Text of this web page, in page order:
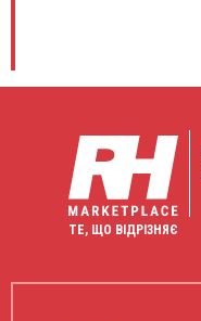
ТЕ, ЩО ВІДРІЗНЯЄ